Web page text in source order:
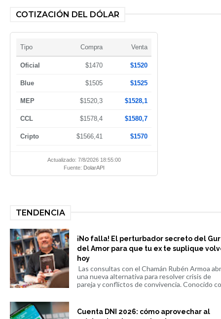
COTIZACIÓN DEL DÓLAR
Tipo Compra Venta
Oficial $1470 $1520
Blue $1505 $1525
MEP $1520,3 $1528,1
CCL $1578,4 $1580,7
Cripto $1566,41 $1570
Actualizado: 7/8/2026 18:55:00
Fuente: DolarAPI
TENDENCIA
¡No falla! El perturbador secreto del
del Amor para que tu ex te suplique
hoy
Las consultas con el Chamán Rubén Armoa
una nueva alternativa para resolver crisis de
pareja y conflictos de convivencia. Conocido
Cuenta DNI 2026: cómo aprovechar al